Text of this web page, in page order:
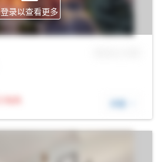
登录以查看更多
N/A 详细